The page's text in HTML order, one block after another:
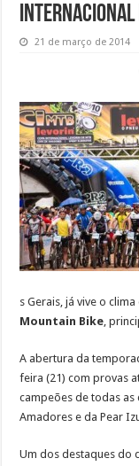
Internacional
21 de março de 2014
s Gerais, já vive o clima
Mountain Bike,
A abertura da
feira (21) com provas
campeões de todas as
Amadores e da Pear
Um dos destaques do